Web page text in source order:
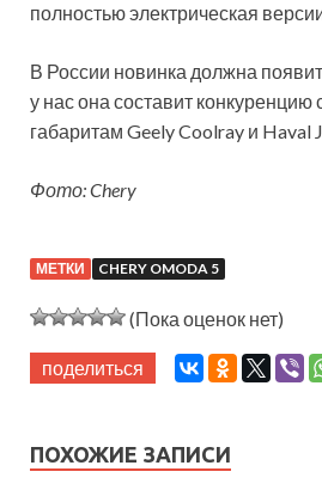
полностью электрическая
В России новинка должна
у нас она составит
габаритам Geely Coolray и Haval
Фото: Chery
МЕТКИ CHERY OMODA 5
(Пока оценок нет)
поделиться
ПОХОЖИЕ ЗАПИСИ